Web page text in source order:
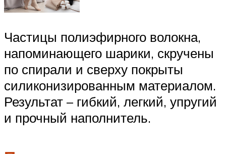
Частицы полиэфирного волокна,
напоминающего шарики, скручены
по спирали и сверху покрыты
силиконизированным материалом.
Результат – гибкий, легкий, упругий
и прочный наполнитель.